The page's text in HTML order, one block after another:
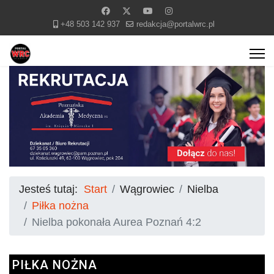
+48 503 142 937 redakcja@portalwrc.pl
Jesteś tutaj: Start Wągrowiec
Nielba
Piłka nożna
Nielba pokonała Aurea Poznań 4:2
PIŁKA NOŻNA